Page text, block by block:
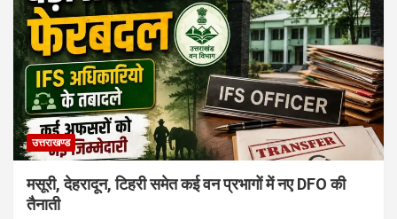
उत्तराखण्ड
मसूरी, देहरादून, टिहरी समेत कई वन प्रभागों में नए DFO की
तैनाती